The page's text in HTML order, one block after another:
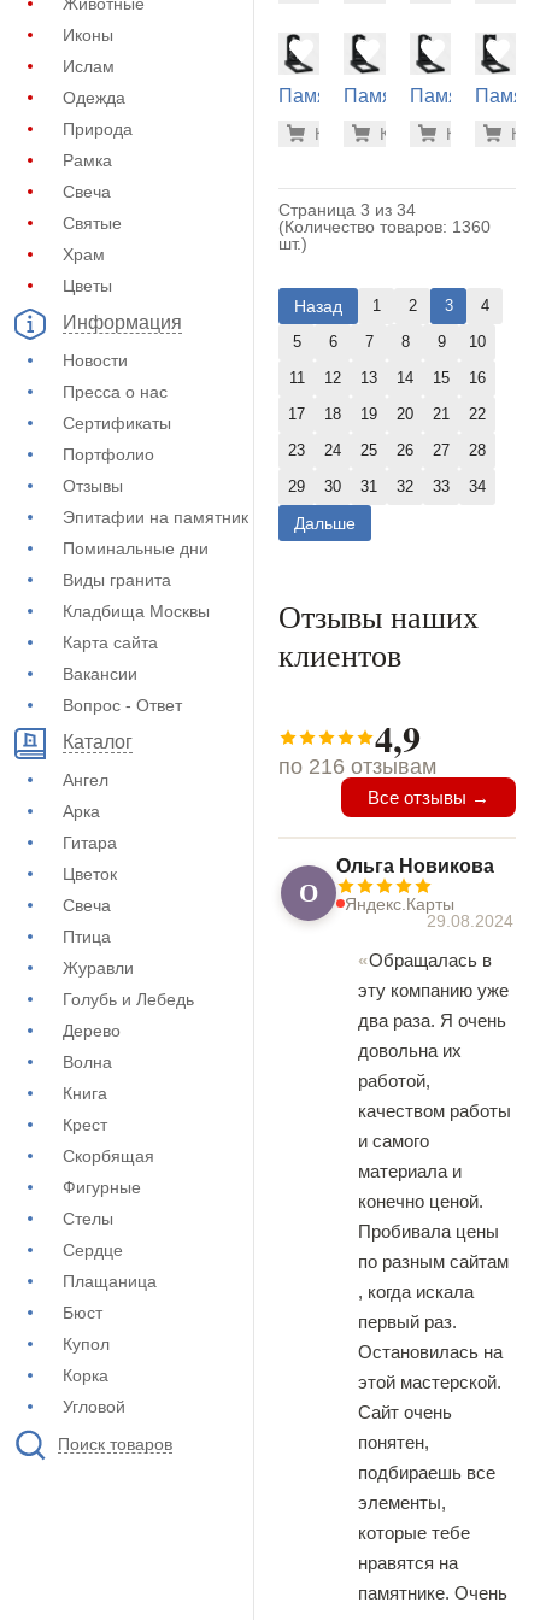
Иконы
Ислам
Одежда
Природа
Рамка
Свеча
Святые
Храм
Цветы
Информация
Новости
Пресса о нас
Сертификаты
Портфолио
Отзывы
Эпитафии на памятник
Поминальные дни
Виды гранита
Кладбища Москвы
Карта сайта
Вакансии
Вопрос - Ответ
Каталог
Ангел
Арка
Гитара
Цветок
Свеча
Птица
Журавли
Голубь и Лебедь
Дерево
Волна
Книга
Крест
Скорбящая
Фигурные
Стелы
Сердце
Плащаница
Бюст
Купол
Корка
Угловой
Поиск товаров
Памятник
могилу
-7% 21.200
Купить
Памятник
могилу
-7%
Купить
Памятник
могилу
-
Купитьмогилу
Страница 3 из 34
(Количество товаров: 1360
шт.)
Назад 1 2 3
4
5
6 7 8 9
10
11
12 13 14 15
16
17
18 19 20 21
22
23
24 25 26 27
28
29
30 31 32 33 34
Дальше
Отзывы наших
клиентов
4,9
по 216 отзывам
Все отзывы →
О
Ольга Новикова
Яндекс.Карты
29.08.2024
Обращалась в
эту компанию уже
два раза. Я очень
довольна их
работой,
качеством работы
и самого
материала и
конечно ценой.
Пробивала цены
по разным сайтам
, когда искала
первый раз.
Остановилась на
этой мастерской.
Сайт очень
понятен,
подбираешь все
элементы,
которые тебе
нравятся на
памятнике. Очень